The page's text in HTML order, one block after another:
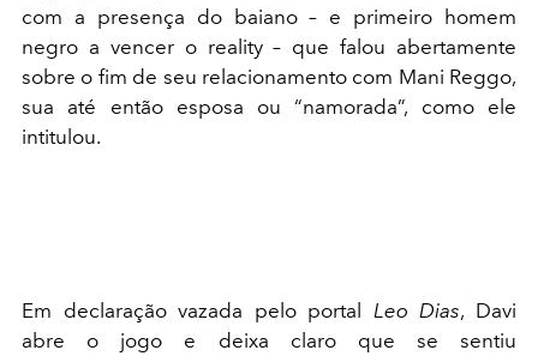
com a presença do baiano – e primeiro homem
negro a vencer o reality – que falou abertamente
sobre o fim de seu relacionamento com Mani Reggo,
sua até então esposa ou “namorada”, como ele
intitulou.
Em declaração vazada pelo portal Leo Dias, Davi
abre o jogo e deixa claro que se sentiu